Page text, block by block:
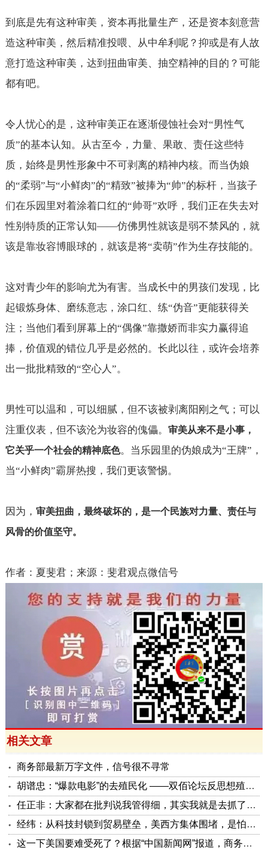
到底是先有这种审美，资本再批量生产，还是资本刻意营
造这种审美，然后精准投喂、从中牟利呢？抑或是有人故
意打造这种审美，达到扭曲审美、抽空精神的目的？可能
都有吧。
令人忧心的是，这种审美正在逐渐侵蚀社会对“男性气
质”的基本认知。从古至今，力量、果敢、责任这些特
质，始终是男性形象中不可剥离的精神内核。而当伪娘
的“柔弱”与“小鲜肉”的“精致”被捧为“帅”的标杆，当孩子
们在乐园里对着涂着口红的“帅哥”欢呼，我们正在失去对
性别特质的正常认知——仿佛男性就该是弱不禁风的，就
该是靠妆容博眼球的，就该是将“卖萌”作为生存技能的。
这对青少年的影响尤为有害。当成长中的男孩们发现，比
起锻炼身体、磨练意志，涂口红、练“伪音”更能获得关
注；当他们看到屏幕上的“偶像”靠撒娇而非实力赢得追
捧，价值观的错位几乎是必然的。长此以往，或许会培养
出一批批精致的“空心人”。
男性可以温和，可以细腻，但不该被剥离阳刚之气；可以
注重仪表，但不该沦为妆容的傀儡。 审美从来不是小事，
它关乎一个社会的精神底色。当乐园里的伪娘成为“王牌”，
当“小鲜肉”霸屏热搜，我们更该警惕。
因为， 审美扭曲，最终破坏的，是一个民族对力量、责任与
风骨的价值坚守。
作者：夏斐君；来源：斐君观点微信号
相关文章
商务部最新万字文件，信号很不寻常
胡谱忠：“爆款电影”的去殖民化 ——双佰论坛反思想殖民系列报告之五
任正非：大家都在批判说我管得细，其实我就是去抓了一些点激活原有政策这潭水
经纬：从科技封锁到贸易壁垒，美西方集体围堵，是怕被砸了金饭碗
这一下美国要难受死了？根据“中国新闻网”报道，商务部公布了5项对美反制措施，可谓是招招击准美国要害！